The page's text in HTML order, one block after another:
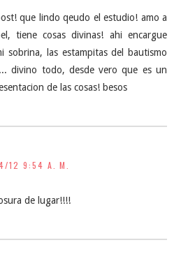
que lindo qeudo el estudio! amo a
tiene cosas divinas! ahi encargue
sobrina, las estampitas del bautismo
divino todo, desde vero que es un
de las cosas! besos
12 9:54 A. M.
de lugar!!!!